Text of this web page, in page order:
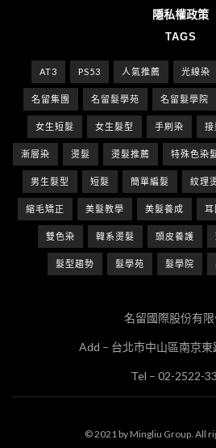
隱私權政策
TAGS
AT3 PS53 人氣推薦 光線染
名留集團 名留髮學苑 名留髮學院
女生短髮 女生髮型 手刷染 接
漸層染 燙髮 燙髮推薦 特殊色染
男生髮型 短髮 簡單編髮 紋理
縮毛矯正 美髮教學 美髮養成 耳
雙色染 韓系燙髮 頭皮養護
髮型趨勢 髮學苑 髮學院
名留國際股份有
Add – 台北市中山區南京東
Tel – 02-2522-
© 2021 by Mingliu Group. All